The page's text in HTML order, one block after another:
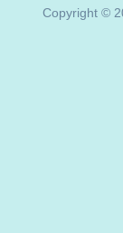
Copyright ©